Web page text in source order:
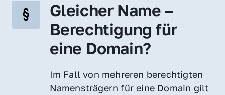
Gleicher Name –
Berechtigung für
eine Domain?
Im Fall von mehreren berechtigten
Namensträgern für eine Domain gilt